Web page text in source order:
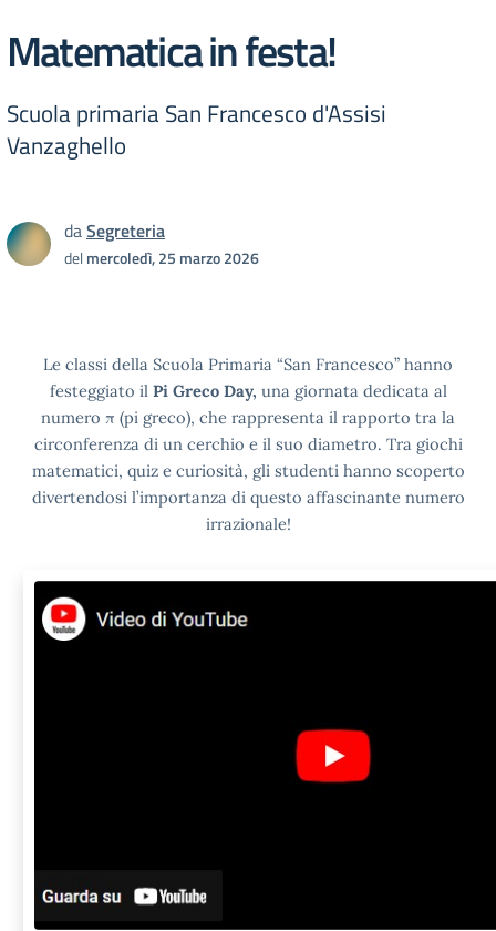
Matematica in festa!
Scuola primaria San Francesco d'Assisi
Vanzaghello
daSegreteria
delmercoledì, 25 marzo 2026
Le classi della Scuola Primaria “San Francesco” hanno
festeggiato il Pi Greco Day, una giornata dedicata al
numero π (pi greco), che rappresenta il rapporto tra la
circonferenza di un cerchio e il suo diametro. Tra giochi
matematici, quiz e curiosità, gli studenti hanno scoperto
divertendosi l’importanza di questo affascinante numero
irrazionale!